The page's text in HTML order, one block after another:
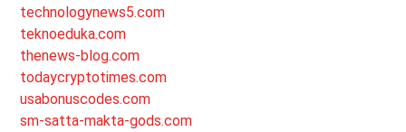
technologynews5.com
teknoeduka.com
thenews-blog.com
todaycryptotimes.com
usabonuscodes.com
sm-satta-makta-gods.com